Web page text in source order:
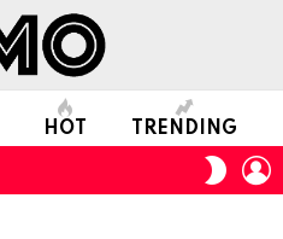
HOT TRENDING
SKIN